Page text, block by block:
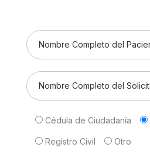
Cédula de Ciudadanía
Registro Civil Otro